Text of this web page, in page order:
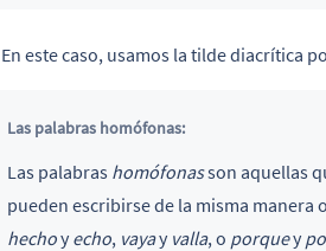
En este caso, usamos la tilde diacrítica
Las palabras homófonas:
Las palabras homófonasson aquellas
pueden escribirse de la misma
hechoyecho, vayay valla, o porquey